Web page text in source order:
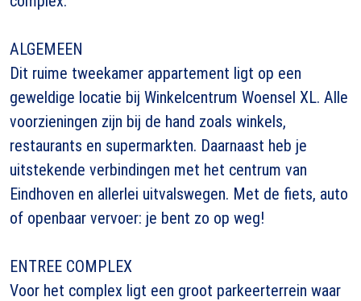
ALGEMEEN
Dit ruime tweekamer appartement ligt op een
geweldige locatie bij Winkelcentrum Woensel XL. Alle
voorzieningen zijn bij de hand zoals winkels,
restaurants en supermarkten. Daarnaast heb je
uitstekende verbindingen met het centrum van
Eindhoven en allerlei uitvalswegen. Met de fiets, auto
of openbaar vervoer: je bent zo op weg!
ENTREE COMPLEX
Voor het complex ligt een groot parkeerterrein waar